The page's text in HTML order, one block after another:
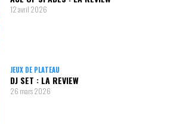
12 avril 2026
JEUX DE PLATEAU
DJ SET : LA REVIEW
26 mars 2026